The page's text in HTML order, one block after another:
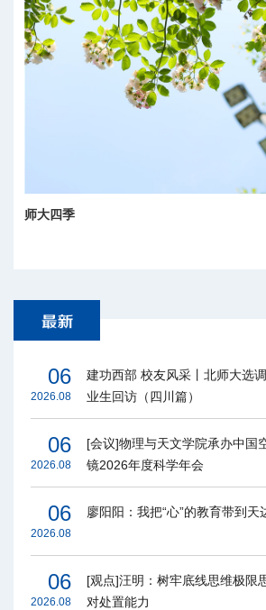
师大四季
06
2026.08
建功西部 校友风采丨北师大选
业生回访（四川篇）
06
2026.08
[会议]物理与天文学院承办中国
镜2026年度科学年会
06
2026.08
廖阳阳：我把“心”的教育带到天
06
2026.08
[观点]汪明：树牢底线思维极限
对处置能力